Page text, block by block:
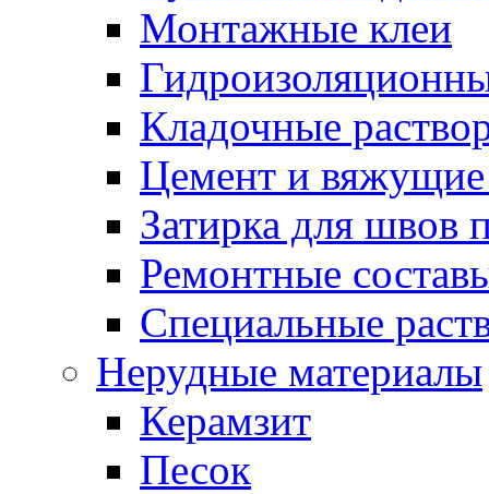
Монтажные клеи
Кладочные
Цемент и
Затирка для швов
Ремонтные
Специальные
Нерудные материалы
Керамзит
Песок